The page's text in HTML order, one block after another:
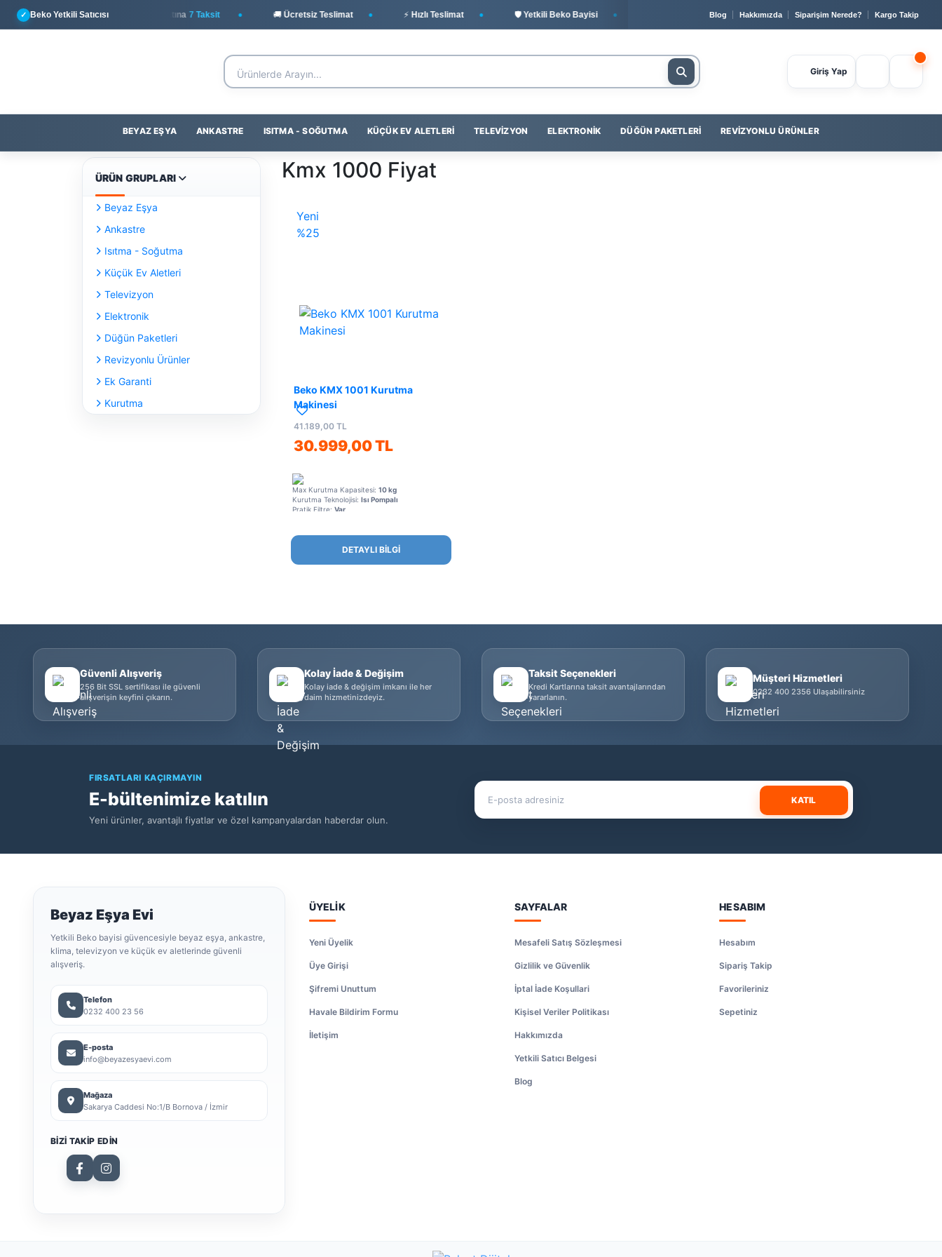
✓ Beko Yetkili Satıcısı
💳 Yapı Kredi ile Peşin Fiyatına 7 Taksit 🚚 Ücretsiz Teslimat ⚡ Hızlı Teslimat 🛡️ Yetkili Beko Bayisi 📞 0232 400 23 56 💳 Yapı Kredi
Blog Hakkımızda Siparişim Nerede? Kargo Takip
Giriş Yap
BEYAZ EŞYA ANKASTRE ISITMA - SOĞUTMA KÜÇÜK EV ALETLERI TELEVIZYON ELEKTRONIK DÜĞÜN PAKETLERI REVIZYONLU ÜRÜNLER
ÜRÜN GRUPLARI
Beyaz Eşya
Ankastre
Isıtma - Soğutma
Küçük Ev Aletleri
Televizyon
Elektronik
Düğün Paketleri
Revizyonlu Ürünler
Ek Garanti
Kurutma
Kmx 1000 Fiyat
Yeni
%25
Beko KMX 1001 Kurutma
Makinesi
30.999,00 TL
41.189,00 TL
Max Kurutma Kapasitesi: 10 kg
Kurutma Teknolojisi: Isı Pompalı
Pratik Filtre: Var
DETAYLI BİLGİ
Güvenli Alışveriş
256 Bit SSL sertifikası ile güvenli
alışverişin keyfini çıkarın.
Kolay İade & Değişim
Kolay iade & değişim imkanı ile her
daim hizmetinizdeyiz.
Taksit Seçenekleri
Kredi Kartlarına taksit avantajlarından
yararlanın.
Müşteri Hizmetleri
0232 400 2356 Ulaşabilirsiniz
FIRSATLARI KAÇIRMAYIN
E-bültenimize katılın
Yeni ürünler, avantajlı fiyatlar ve özel kampanyalardan haberdar olun.
KATIL
Beyaz Eşya Evi
Yetkili Beko bayisi güvencesiyle beyaz eşya, ankastre,
klima, televizyon ve küçük ev aletlerinde güvenli
alışveriş.
Telefon
0232 400 23 56
E-posta
info@beyazesyaevi.com
Mağaza
Sakarya Caddesi No:1/B Bornova / İzmir
BIZI TAKIP EDIN
ÜYELİK
Yeni Üyelik
Üye Girişi
Şifremi Unuttum
Havale Bildirim Formu
İletişim
SAYFALAR
Mesafeli Satış Sözleşmesi
Gizlilik ve Güvenlik
İptal İade Koşullari
Kişisel Veriler Politikası
Hakkımızda
Yetkili Satıcı Belgesi
Blog
HESABIM
Hesabım
Sipariş Takip
Favorileriniz
Sepetiniz